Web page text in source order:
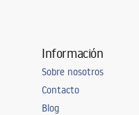
Información
Sobre nosotros
Contacto
Blog